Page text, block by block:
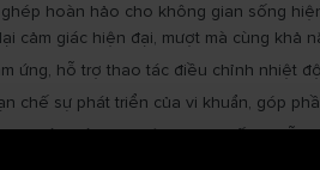
hoàn hảo cho không gian sống
cảm giác hiện đại, mượt mà cùng
ứng, hỗ trợ thao tác điều chỉnh nhiệt
chế sự phát triển của vi khuẩn, góp
giám sát hoạt động của thiết bị, hỗ